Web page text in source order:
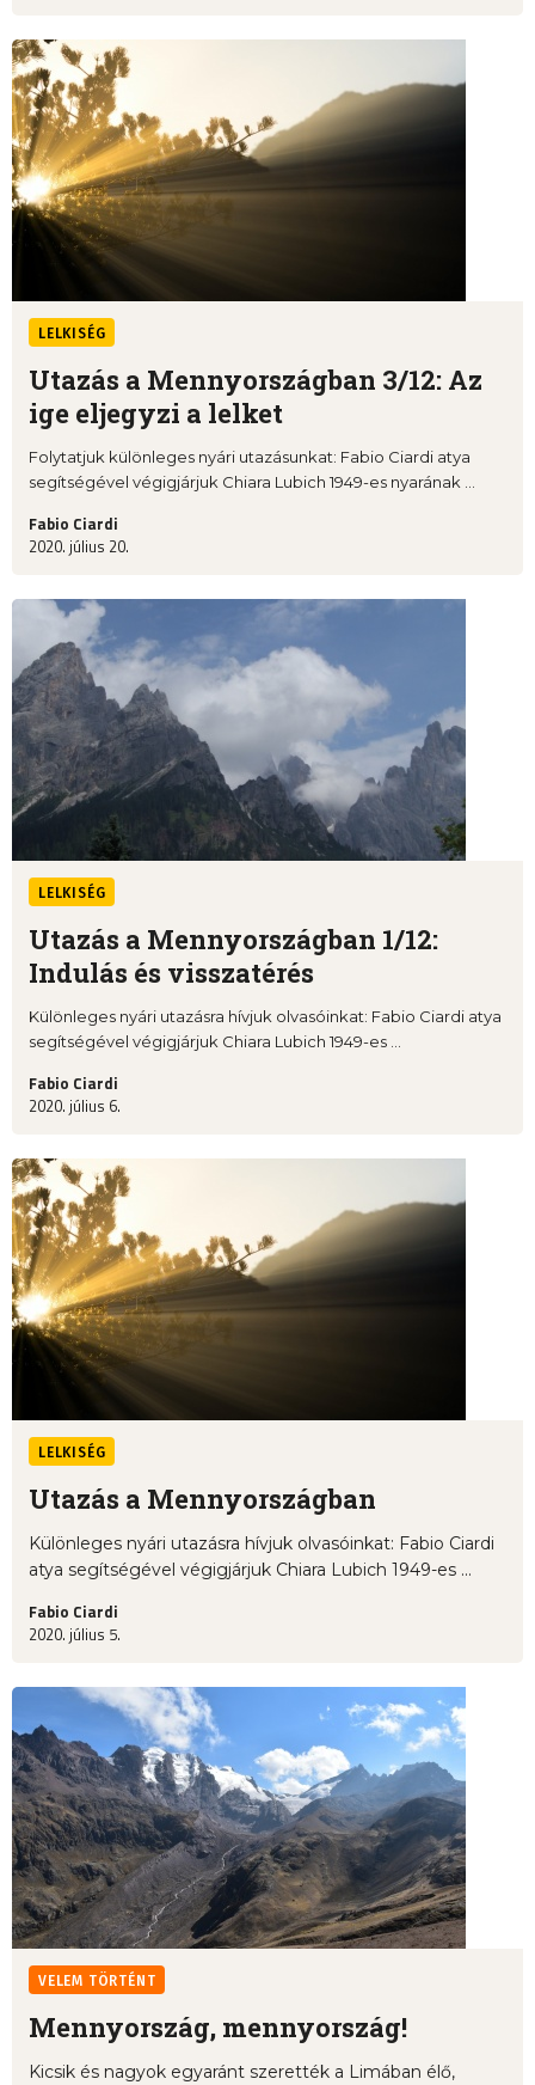
LELKISÉG
Utazás a Mennyországban 3/12: Az
ige eljegyzi a lelket
Folytatjuk különleges nyári utazásunkat: Fabio Ciardi atya
segítségével végigjárjuk Chiara Lubich 1949-es nyarának ...
Fabio Ciardi
2020. július 20.
LELKISÉG
Utazás a Mennyországban 1/12:
Indulás és visszatérés
Különleges nyári utazásra hívjuk olvasóinkat: Fabio Ciardi atya
segítségével végigjárjuk Chiara Lubich 1949-es ...
Fabio Ciardi
2020. július 6.
LELKISÉG
Utazás a Mennyországban
Különleges nyári utazásra hívjuk olvasóinkat: Fabio Ciardi
atya segítségével végigjárjuk Chiara Lubich 1949-es ...
Fabio Ciardi
2020. július 5.
VELEM TÖRTÉNT
Mennyország, mennyország!
Kicsik és nagyok egyaránt szerették a Limában élő,